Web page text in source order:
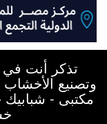
تذكر أنت
وتصنيع
مكتبى -